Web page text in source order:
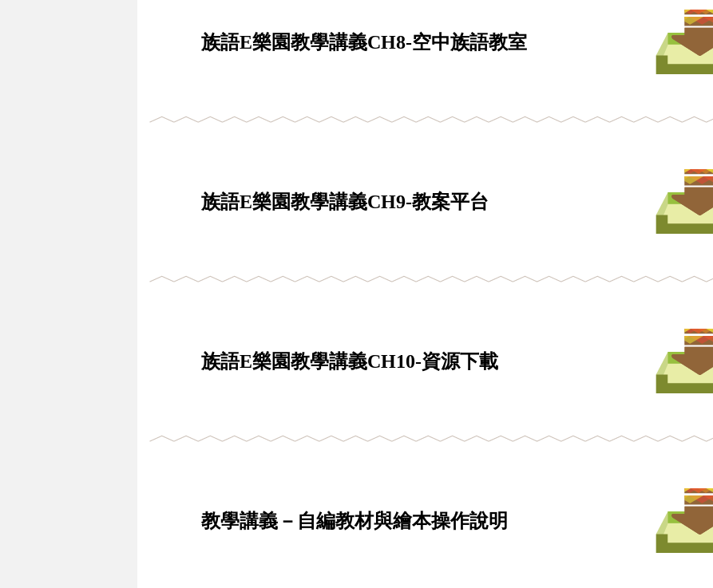
族語E樂園教學講義CH8-空中族語教室
族語E樂園教學講義CH9-教案平台
族語E樂園教學講義CH10-資源下載
教學講義－自編教材與繪本操作說明